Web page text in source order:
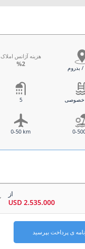
هزینه آژانس املاک
%2 / بدروم
5 خصوصی
0-50 km 0-
از
2.535.000 USD
ی پرداخت بپرسید